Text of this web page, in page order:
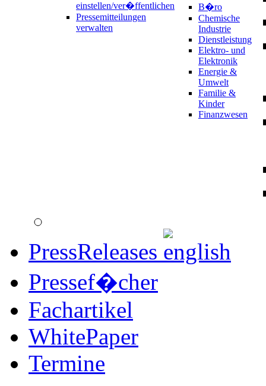
einstellen/ver�ffentlichen
Pressemitteilungen
verwalten
B�ro
Chemische
Industrie
Dienstleistung
Elektro- und
Elektronik
Energie &
Umwelt
Familie &
Kinder
Finanzwesen
PressReleases
Pressef�cher
Fachartikel
WhitePaper
Termine